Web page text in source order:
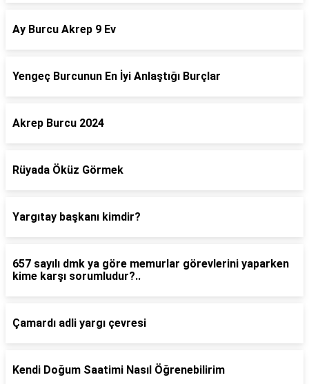
Ay Burcu Akrep 9 Ev
Yengeç Burcunun En İyi Anlaştığı Burçlar
Akrep Burcu 2024
Rüyada Öküz Görmek
Yargıtay başkanı kimdir?
657 sayılı dmk ya göre memurlar görevlerini yaparken
kime karşı sorumludur?..
Çamardı adli yargı çevresi
Kendi Doğum Saatimi Nasıl Öğrenebilirim